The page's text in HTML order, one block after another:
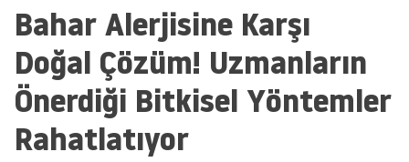
Bahar Alerjisine Karşı
Doğal Çözüm! Uzmanların
Önerdiği Bitkisel Yöntemler
Rahatlatıyor